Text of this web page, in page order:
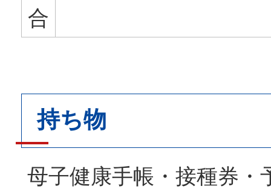
合
持ち物
母子健康手帳・接種券・